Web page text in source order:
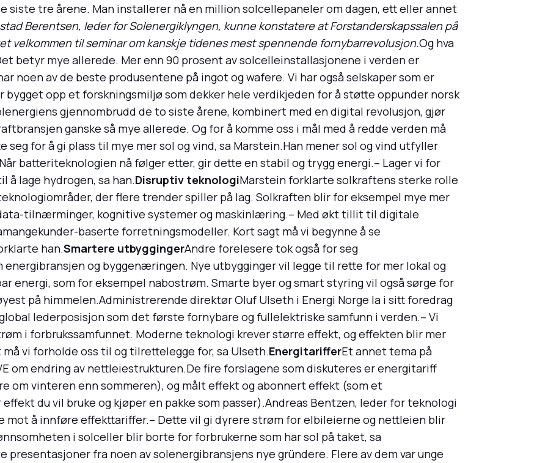
siste tre årene. Man installerer nå en million solcellepaneler om dagen, ett eller annet
Berentsen, leder for Solenergiklyngen, kunne konstatere at Forstanderskapssalen på
velkommen til seminar om kanskje tidenes mest spennende fornybarrevolusjon.Og hva
betyr mye allerede. Mer enn 90 prosent av solcelleinstallasjonene i verden er
noen av de beste produsentene på ingot og wafere. Vi har også selskaper som er
bygget opp et forskningsmiljø som dekker hele verdikjeden for å støtte oppunder norsk
gjennombrudd de to siste årene, kombinert med en digital revolusjon, gjør
ganske så mye allerede. Og for å komme oss i mål med å redde verden må
for å gi plass til mye mer sol og vind, sa Marstein.Han mener sol og vind utfyller
batteriteknologien nå følger etter, gir dette en stabil og trygg energi.– Lager vi for
å lage hydrogen, sa han.Disruptiv teknologiMarstein forklarte solkraftens sterke rolle
der flere trender spiller på lag. Solkraften blir for eksempel mye mer
tilnærminger, kognitive systemer og maskinlæring.– Med økt tillit til digitale
baserte forretningsmodeller. Kort sagt må vi begynne å se
han.Smartere utbyggingerAndre forelesere tok også for seg
og byggenæringen. Nye utbygginger vil legge til rette for mer lokal og
energi, som for eksempel nabostrøm. Smarte byer og smart styring vil også sørge for
på himmelen.Administrerende direktør Oluf Ulseth i Energi Norge la i sitt foredrag
lederposisjon som det første fornybare og fullelektriske samfunn i verden.– Vi
i forbrukssamfunnet. Moderne teknologi krever større effekt, og effekten blir mer
vi forholde oss til og tilrettelegge for, sa Ulseth.EnergitarifferEt annet tema på
om endring av nettleiestrukturen.De fire forslagene som diskuteres er energitariff
om vinteren enn sommeren), og målt effekt og abonnert effekt (som et
du vil bruke og kjøper en pakke som passer).Andreas Bentzen, leder for teknologi
mot å innføre effekttariffer.– Dette vil gi dyrere strøm for elbileierne og nettleien blir
i solceller blir borte for forbrukerne som har sol på taket, sa
presentasjoner fra noen av solenergibransjens nye gründere. Flere av dem var unge